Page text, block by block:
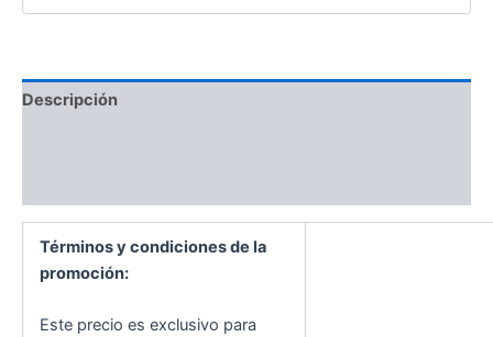
Descripción
Términos y condiciones de la
promoción:
Este precio es exclusivo para